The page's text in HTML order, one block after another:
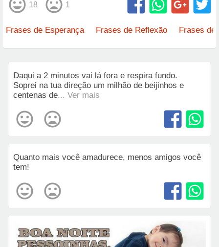
18 1
Frases de Esperança Frases de Reflexão Frases de
Daqui a 2 minutos vai lá fora e respira fundo.
Soprei na tua direção um milhão de beijinhos e
centenas de... Ver mais
Quanto mais você amadurece, menos amigos você
tem!